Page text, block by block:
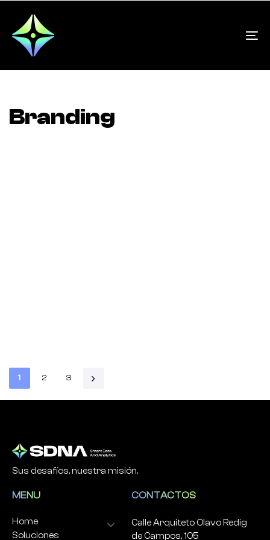
Branding
1 2 3
Sus desafíos, nuestra misión.
MENU
Home
Soluciones
CONTACTOS
Calle Arquiteto Olavo Redig
de Campos, 105